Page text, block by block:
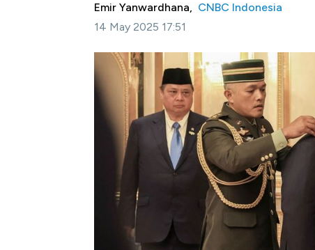
Emir Yanwardhana, CNBC Indonesia
14 May 2025 17:51